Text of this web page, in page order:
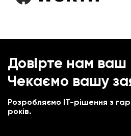
Довірте нам ваш
Чекаємо вашу
Розробляємо IT-рішення з
років.